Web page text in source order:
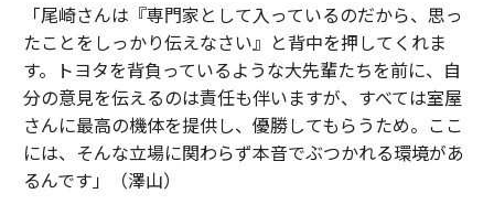
「尾崎さんは『専門家として入っているのだから、思っ
たことをしっかり伝えなさい』と背中を押してくれま
す。トヨタを背負っているような大先輩たちを前に、自
分の意見を伝えるのは責任も伴いますが、すべては室屋
さんに最高の機体を提供し、優勝してもらうため。ここ
には、そんな立場に関わらず本音でぶつかれる環境があ
るんです」（澤山）